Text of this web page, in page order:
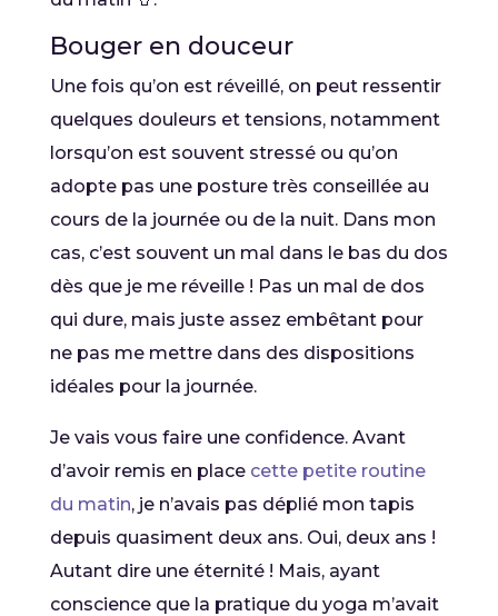
Bouger en douceur
Une fois qu’on est réveillé, on peut ressentir
quelques douleurs et tensions, notamment
lorsqu’on est souvent stressé ou qu’on
adopte pas une posture très conseillée au
cours de la journée ou de la nuit. Dans mon
cas, c’est souvent un mal dans le bas du dos
dès que je me réveille ! Pas un mal de dos
qui dure, mais juste assez embêtant pour
ne pas me mettre dans des dispositions
idéales pour la journée.
Je vais vous faire une confidence. Avant
d’avoir remis en place cette petite routine
du matin, je n’avais pas déplié mon tapis
depuis quasiment deux ans. Oui, deux ans !
Autant dire une éternité ! Mais, ayant
conscience que la pratique du yoga m’avait